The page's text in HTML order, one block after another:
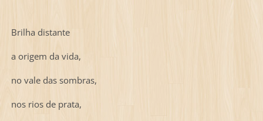
Brilha distante
a origem da vida,
no vale das sombras,
nos rios de prata,